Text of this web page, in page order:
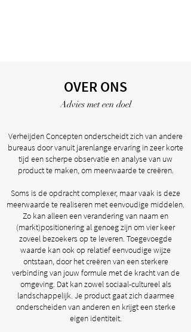
OVER ONS
Advies met een doel
Verheijden Concepten onderscheidt zich van andere
bureaus door vanuit jarenlange ervaring in zeer korte
tijd een scherpe observatie en analyse van uw
product te maken, om meerwaarde te creëren.
Soms is de opdracht complexer, maar vaak is deze
meerwaarde te realiseren met eenvoudige middelen.
Zo kan alleen een verandering van naam en
(markt)positionering al genoeg zijn om vier keer
zoveel bezoekers op te leveren. Toegevoegde
waarde kan ook op relatief eenvoudige wijze
ontstaan, door het creëren van een sterkere
verbinding van jouw formule met de kracht van de
omgeving. Dat kan zowel sociaal-cultureel als
landschappelijk. Je product gaat zich daarmee
onderscheiden van anderen en krijgt een sterke
eigen identiteit.